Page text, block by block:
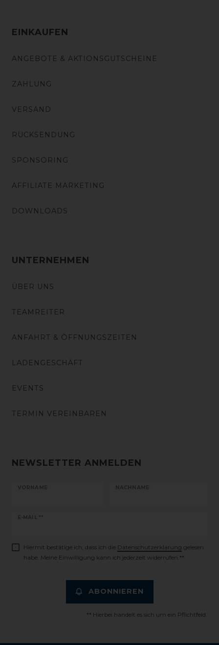
EINKAUFEN
ANGEBOTE & AKTIONSGUTSCHEINE
ZAHLUNG
VERSAND
RÜCKSENDUNG
SPONSORING
AFFILIATE MARKETING
DOWNLOADS
UNTERNEHMEN
ÜBER UNS
TEAMREITER
ANFAHRT & ÖFFNUNGSZEITEN
LADENGESCHÄFT
EVENTS
TERMIN VEREINBAREN
NEWSLETTER ANMELDEN
VORNAME NACHNAME
E-MAIL **
Newsletter
Hiermit bestätige ich, dass ich die Daten­schutz­erklärung gelesen
habe. Meine Einwilligung kann ich jederzeit widerrufen.**
ABONNIEREN
** Hierbei handelt es sich um ein Pflichtfeld.